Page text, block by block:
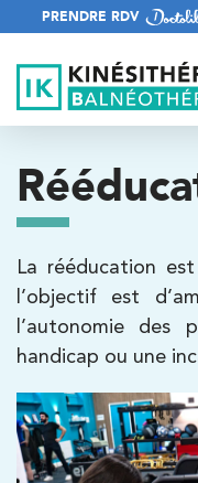
PRENDRE RDV
La rééducation
l’objectif est
l’autonomie des
handicap ou une